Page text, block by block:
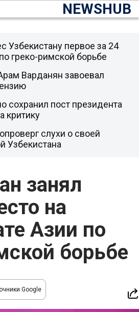
NEWSHUB
занял
на
Азии по
борьбе
Google
Узбекистану первое за 24
греко-римской борьбе
Варданян завоевал
сохранил пост президента
критику
слухи о своей
Узбекистана